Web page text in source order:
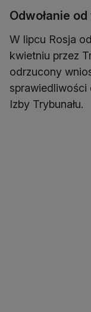
Odwołanie
W lipcu Rosja
kwietniu przez
odrzucony
sprawiedliwości
Izby Trybunału.